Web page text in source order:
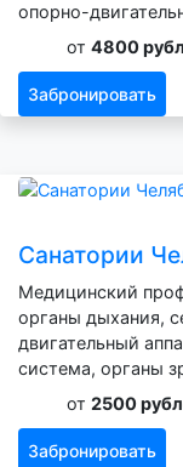
опорно-
от 4800
Забронировать
Санатории
Медицинский
органы дыхания,
двигательный
система, органы
от 2500
Забронировать